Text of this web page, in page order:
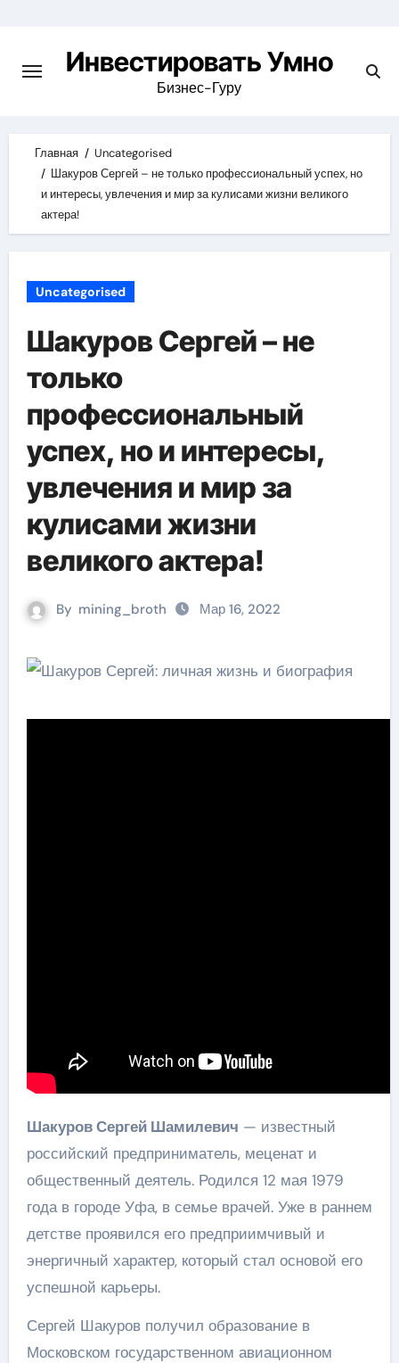
content
Инвестировать Умно
Бизнес-Гуру
Главная
Uncategorised
Шакуров Сергей – не только профессиональный успех, но
и интересы, увлечения и мир за кулисами жизни великого
актера!
Uncategorised
Шакуров Сергей – не
только
профессиональный
успех, но и интересы,
увлечения и мир за
кулисами жизни
великого актера!
By mining_broth Мар 16, 2022
Шакуров Сергей Шамилевич — известный
российский предприниматель, меценат и
общественный деятель. Родился 12 мая 1979
года в городе Уфа, в семье врачей. Уже в раннем
детстве проявился его предприимчивый и
энергичный характер, который стал основой его
успешной карьеры.
Сергей Шакуров получил образование в
Московском государственном авиационном